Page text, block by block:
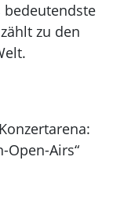
bedeutendste
zu den
Open-Airs“